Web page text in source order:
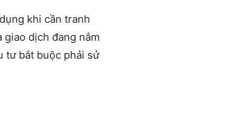
khi cần tranh
dịch đang nắm
tư bắt buộc phải sử